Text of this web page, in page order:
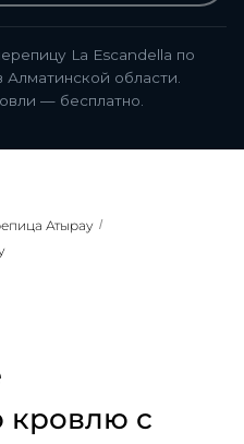
La Escandella по
Алматинской области.
— бесплатно.
Атырау /
кровлю с